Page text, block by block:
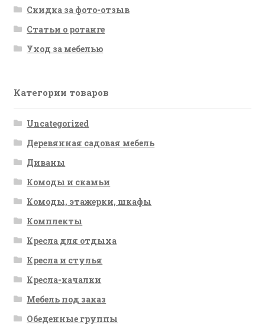
Скидка за фото-отзыв
Статьи о ротанге
Уход за мебелью
Категории товаров
Uncategorized
Деревянная садовая мебель
Диваны
Комоды и скамьи
Комоды, этажерки, шкафы
Комплекты
Кресла для отдыха
Кресла и стулья
Кресла-качалки
Мебель под заказ
Обеденные группы